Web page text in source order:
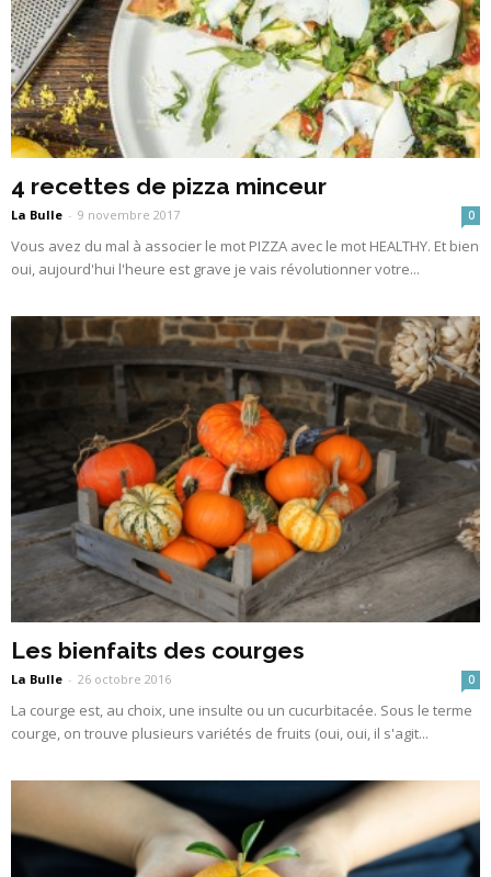
4 recettes de pizza minceur
La Bulle - 9 novembre 2017 0
Vous avez du mal à associer le mot PIZZA avec le mot HEALTHY. Et bien
oui, aujourd'hui l'heure est grave je vais révolutionner votre...
Les bienfaits des courges
La Bulle - 26 octobre 2016 0
La courge est, au choix, une insulte ou un cucurbitacée. Sous le terme
courge, on trouve plusieurs variétés de fruits (oui, oui, il s'agit...